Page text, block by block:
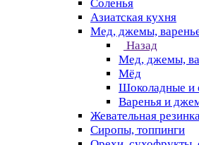
Соленья
Азиатская кухня
Мед, джемы,
Назад
Мед, джемы,
Мёд
Шоколадные и
Варенья и
Жевательная
Сиропы, топпинги